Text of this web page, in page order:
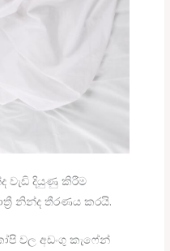
වැඩි දියුණු කිරීම
නින්ද තීරණය කරයි.
වල අඩංගු කැෆේන්